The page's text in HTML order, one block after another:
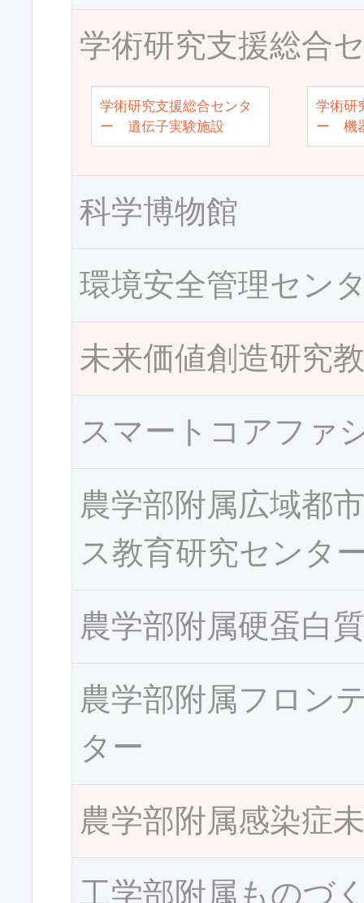
学術研究支援総合
学術研究支援総合センタ
ー 遺伝子実験施設
学術研
ー 機
科学博物館
環境安全管理セン
未来価値創造研究
スマートコアファ
農学部附属広域都
ス教育研究センタ
農学部附属硬蛋白
農学部附属フロン
ター
農学部附属感染症
工学部附属ものづ